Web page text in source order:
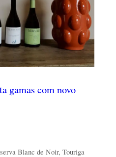
gamas com novo
Blanc de Noir, Touriga